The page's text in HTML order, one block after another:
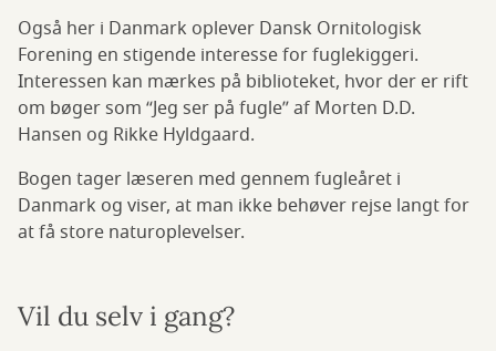
Også her i Danmark oplever Dansk Ornitologisk
Forening en stigende interesse for fuglekiggeri.
Interessen kan mærkes på biblioteket, hvor der er rift
om bøger som “Jeg ser på fugle” af Morten D.D.
Hansen og Rikke Hyldgaard.
Bogen tager læseren med gennem fugleåret i
Danmark og viser, at man ikke behøver rejse langt for
at få store naturoplevelser.
Vil du selv i gang?